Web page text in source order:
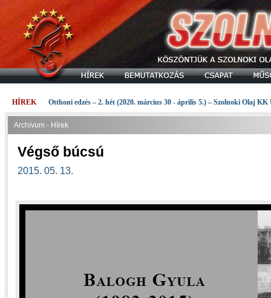
HÍREK Otthoni edzés – 2. hét (2020. március 30 - április 5.) – Szolnoki Olaj KK
Archívum - Hírek
Végső búcsú
2015. 05. 13.